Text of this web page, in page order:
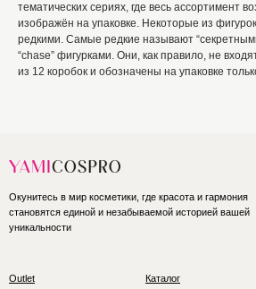
тематических сериях, где весь ассортимент
изображён на упаковке. Некоторые из
редкими. Самые редкие называют
“chase” фигурками. Они, как правило, не
из 12 коробок и обозначены на упаковке
Outlet
Окунитесь в мир косметики, где красота и гармония
становятся единой и незабываемой историей вашей
уникальности
Каталог